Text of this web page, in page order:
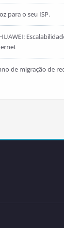
para o seu ISP.
de migração de